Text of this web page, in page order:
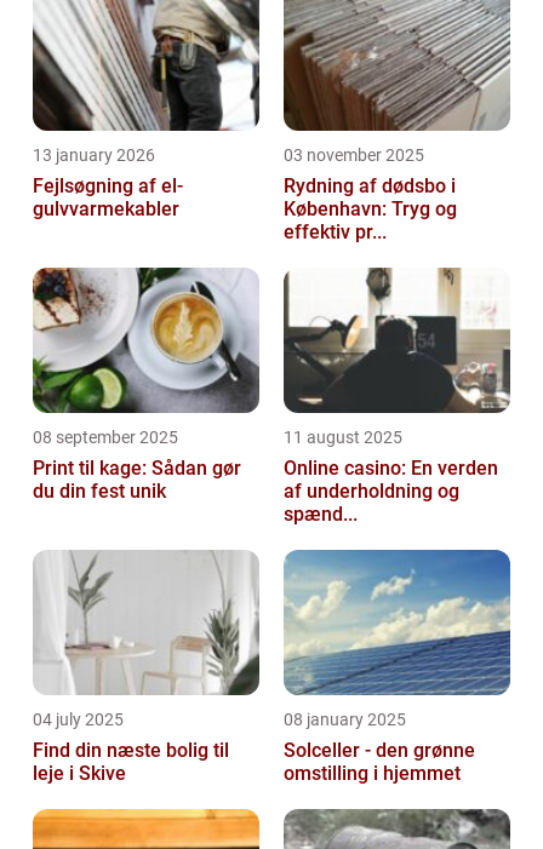
13 january 2026
Fejlsøgning af el-
gulvvarmekabler
03 november 2025
Rydning af dødsbo i
København: Tryg og
effektiv pr...
08 september 2025
Print til kage: Sådan gør
du din fest unik
11 august 2025
Online casino: En verden
af underholdning og
spænd...
04 july 2025
Find din næste bolig til
leje i Skive
08 january 2025
Solceller - den grønne
omstilling i hjemmet